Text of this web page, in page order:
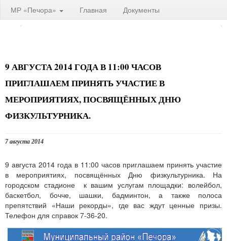
МР «Печора» Главная Документы
9 АВГУСТА 2014 ГОДА В 11:00 ЧАСОВ
ПРИГЛАШАЕМ ПРИНЯТЬ УЧАСТИЕ В
МЕРОПРИЯТИЯХ, ПОСВЯЩЁННЫХ ДНЮ
ФИЗКУЛЬТУРНИКА.
7 августа 2014
9 августа 2014 года в 11:00 часов приглашаем принять участие
в мероприятиях, посвящённых Дню физкультурника. На
городском стадионе к вашим услугам площадки: волейбол,
баскетбол, бочче, шашки, бадминтон, а также полоса
препятствий «Наши рекорды», где вас ждут ценные призы.
Телефон для справок 7-36-20.